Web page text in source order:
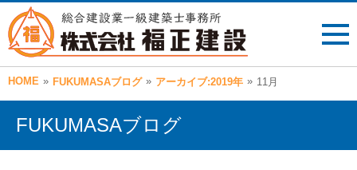
HOME » FUKUMASAブログ » アーカイブ:2019年 » 11月
FUKUMASAブログ